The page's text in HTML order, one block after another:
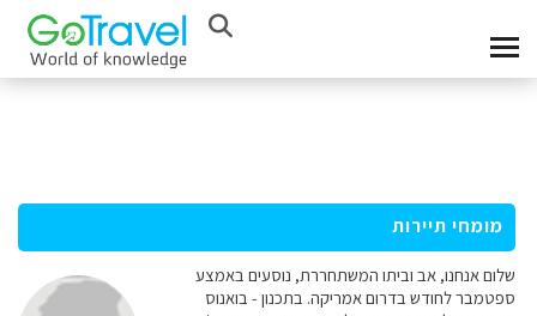
מומחי תיירות
שלום אנחנו, אב וביתו המשתחררת, נוסעים באמצע
ספטמבר לחודש בדרום אמריקה. בתכנון - בואנוס